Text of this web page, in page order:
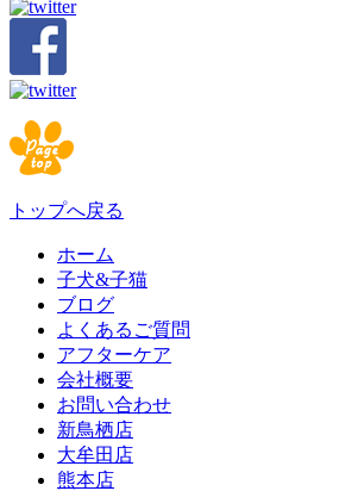
トップへ戻る
ホーム
子犬&子猫
ブログ
よくあるご質問
アフターケア
会社概要
お問い合わせ
新鳥栖店
大牟田店
熊本店